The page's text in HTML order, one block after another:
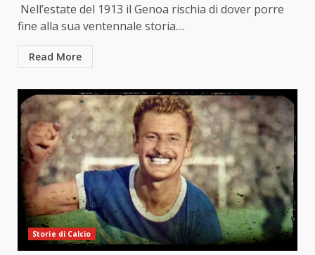
Nell’estate del 1913 il Genoa rischia di dover porre
fine alla sua ventennale storia....
Read More
Storie di Calcio